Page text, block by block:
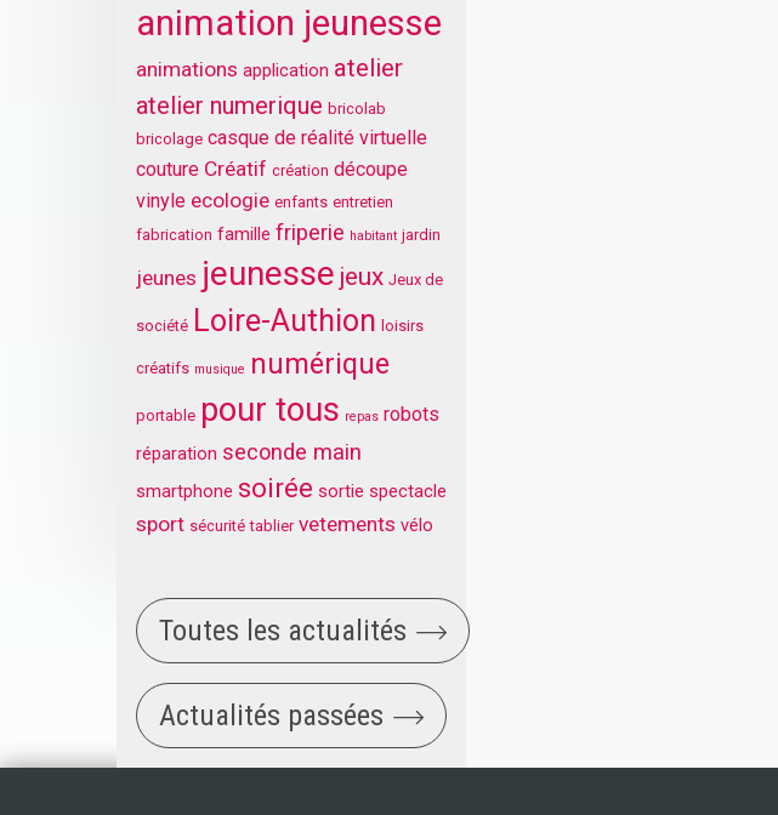
animation jeunesse
animations application atelier
atelier numerique bricolab
bricolage casque de réalité virtuelle
couture Créatif création découpe
vinyle ecologie enfants entretien
fabrication famille friperie habitant jardin
jeunes jeunesse jeux Jeux de
société Loire-Authion loisirs
créatifs musique numérique
portable pour tous repas robots
réparation seconde main
smartphone soirée sortie spectacle
sport sécurité tablier vetements vélo
Toutes les actualités
Actualités passées